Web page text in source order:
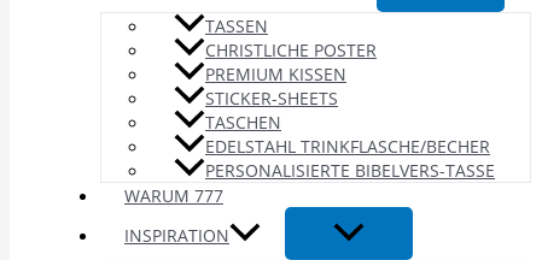
TASSEN
CHRISTLICHE POSTER
PREMIUM KISSEN
STICKER-SHEETS
TASCHEN
EDELSTAHL TRINKFLASCHE/BECHER
PERSONALISIERTE BIBELVERS-TASSE
WARUM 777
INSPIRATION